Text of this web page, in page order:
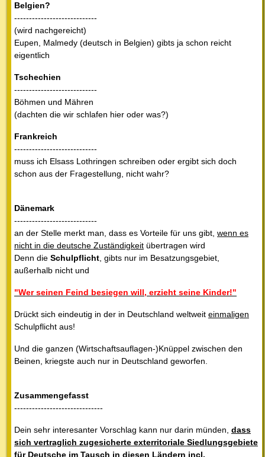
Belgien?
----------------------------
(wird nachgereicht)
Eupen, Malmedy (deutsch in Belgien) gibts ja schon reicht
eigentlich
Tschechien
----------------------------
Böhmen und Mähren
(dachten die wir schlafen hier oder was?)
Frankreich
----------------------------
muss ich Elsass Lothringen schreiben oder ergibt sich doch
schon aus der Fragestellung, nicht wahr?
Dänemark
----------------------------
an der Stelle merkt man, dass es Vorteile für uns gibt, wenn es
nicht in die deutsche Zuständigkeit übertragen wird
Denn die Schulpflicht, gibts nur im Besatzungsgebiet,
außerhalb nicht und
"Wer seinen Feind besiegen will, erzieht seine Kinder!"
Drückt sich eindeutig in der in Deutschland weltweit einmaligen
Schulpflicht aus!
Und die ganzen (Wirtschaftsauflagen-)Knüppel zwischen den
Beinen, kriegste auch nur in Deutschland geworfen.
Zusammengefasst
------------------------------
Dein sehr interesanter Vorschlag kann nur darin münden, dass
sich vertraglich zugesicherte exterritoriale Siedlungsgebiete
für Deutsche im Tausch in diesen Ländern incl.